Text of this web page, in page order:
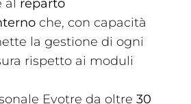
al reparto
che, con capacità
la gestione di ogni
rispetto ai moduli
Evotre da oltre 30